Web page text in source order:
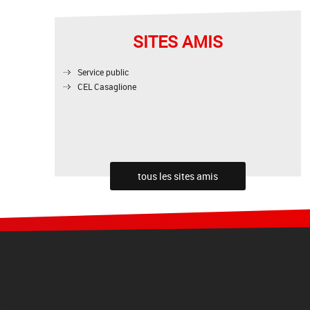
SITES AMIS
Service public
CEL Casaglione
tous les sites amis